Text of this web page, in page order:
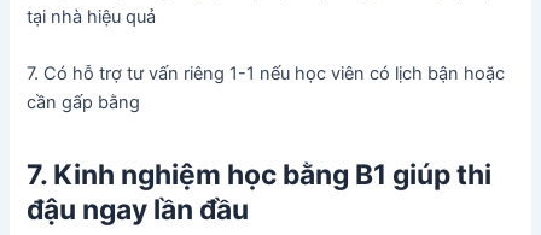
tại nhà hiệu quả
7. Có hỗ trợ tư vấn riêng 1-1 nếu học viên có lịch bận hoặc
cần gấp bằng
7. Kinh nghiệm học bằng B1 giúp thi
đậu ngay lần đầu